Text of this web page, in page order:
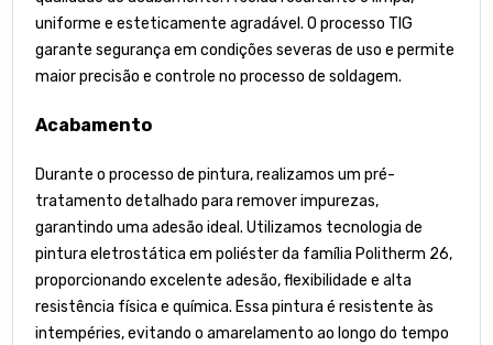
uniforme e esteticamente agradável. O processo TIG
garante segurança em condições severas de uso e permite
maior precisão e controle no processo de soldagem.
Acabamento
Durante o processo de pintura, realizamos um pré-
tratamento detalhado para remover impurezas,
garantindo uma adesão ideal. Utilizamos tecnologia de
pintura eletrostática em poliéster da família Politherm 26,
proporcionando excelente adesão, flexibilidade e alta
resistência física e química. Essa pintura é resistente às
intempéries, evitando o amarelamento ao longo do tempo